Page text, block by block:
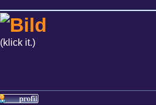
(klick it.)